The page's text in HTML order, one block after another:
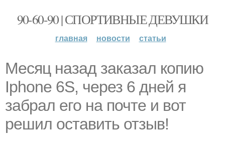
90-60-90 | СПОРТИВНЫЕ ДЕВУШКИ
главная новости статьи
Месяц назад заказал копию
Iphone 6S, через 6 дней я
забрал его на почте и вот
решил оставить отзыв!